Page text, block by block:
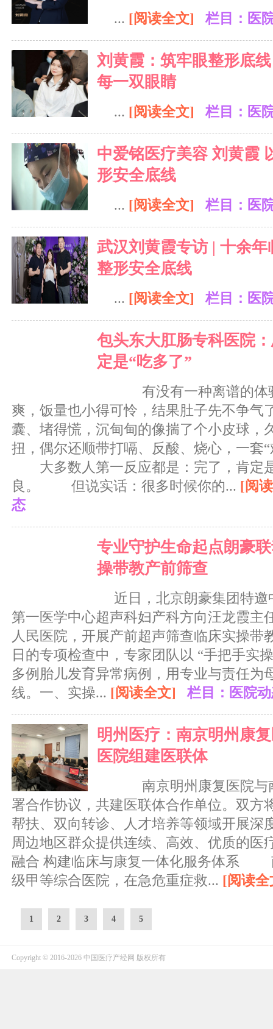
... [阅读全文] 栏目：医
刘黄霞：筑牢眼整形底
每一双眼睛
... [阅读全文] 栏目：医
中爱铭医疗美容 刘黄霞
形安全底线
... [阅读全文] 栏目：医
武汉刘黄霞专访 | 十余
整形安全底线
... [阅读全文] 栏目：医
包头东大肛肠专科医院
定是“吃多了”
有没有一种离谱的体
爽，饭量也小得可怜，结果肚子先不
囊、堵得慌，沉甸甸的像揣了个小皮球，
扭，偶尔还顺带打嗝、反酸、烧心，一套
大多数人第一反应都是：完了，肯定
良。 但说实话：很多时候你的... [阅
态
专业守护生命起点朗豪
操带教产前筛查
近日，北京朗豪集团特
第一医学中心超声科妇产科方向汪龙霞主
人民医院，开展产前超声筛查临床实操带
日的专项检查中，专家团队以 “手把手实
多例胎儿发育异常病例，用专业与责任为
线。一、实操... [阅读全文] 栏目：医院
明州医疗：南京明州康
医院组建医联体
南京明州康复医院与
署合作协议，共建医联体合作单位。双方
帮扶、双向转诊、人才培养等领域开展深
周边地区群众提供连续、高效、优质的医
融合 构建临床与康复一体化服务体系
级甲等综合医院，在急危重症救... [阅读全
1 2 3 4 5
Copyright © 2016-2026 中国医疗产经网 版权所有